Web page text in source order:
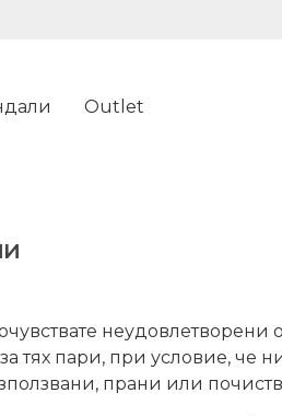
Outlet
неудовлетворени
тях пари, при условие, че
прани или